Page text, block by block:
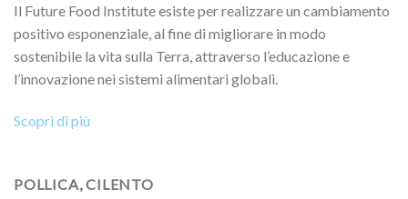
Il Future Food Institute esiste per realizzare un cambiamento
positivo esponenziale, al fine di migliorare in modo
sostenibile la vita sulla Terra, attraverso l’educazione e
l’innovazione nei sistemi alimentari globali.
Scopri di più
POLLICA, CILENTO